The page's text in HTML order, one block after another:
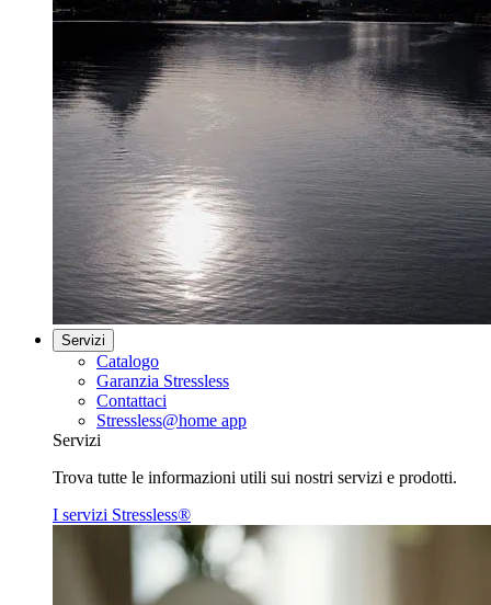
Servizi
Catalogo
Garanzia Stressless
Contattaci
Stressless@home app
Servizi
Trova tutte le informazioni utili sui nostri servizi e prodotti.
I servizi Stressless®